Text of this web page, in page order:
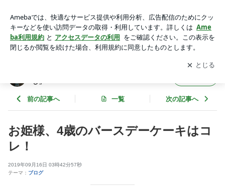
セリカの「アロハな暮らし」
アプリをダウンロードして ブログの更新通知
を受け取りまし
ょう。
開く
し」
前の記事へ 一覧 次の記事へ
お姫様、4歳のバースデーケーキはコ
レ！
2019年09月16日 03時42分57秒
テーマ： ブログ